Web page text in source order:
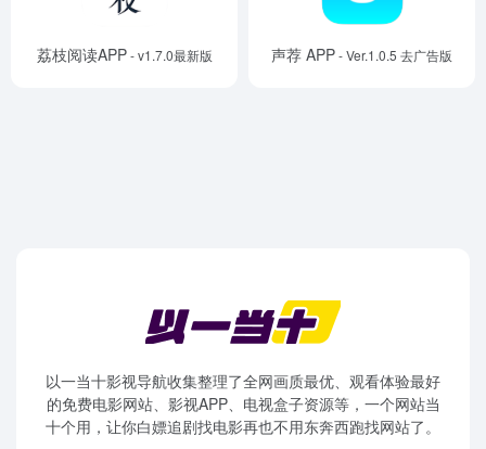
荔枝阅读APP- v1.7.0最新版 声荐 APP- Ver.1.0.5 去广告版
以一当十影视导航收集整理了全网画质最优、观看体验最好
的免费电影网站、影视APP、电视盒子资源等，一个网站当
十个用，让你白嫖追剧找电影再也不用东奔西跑找网站了。